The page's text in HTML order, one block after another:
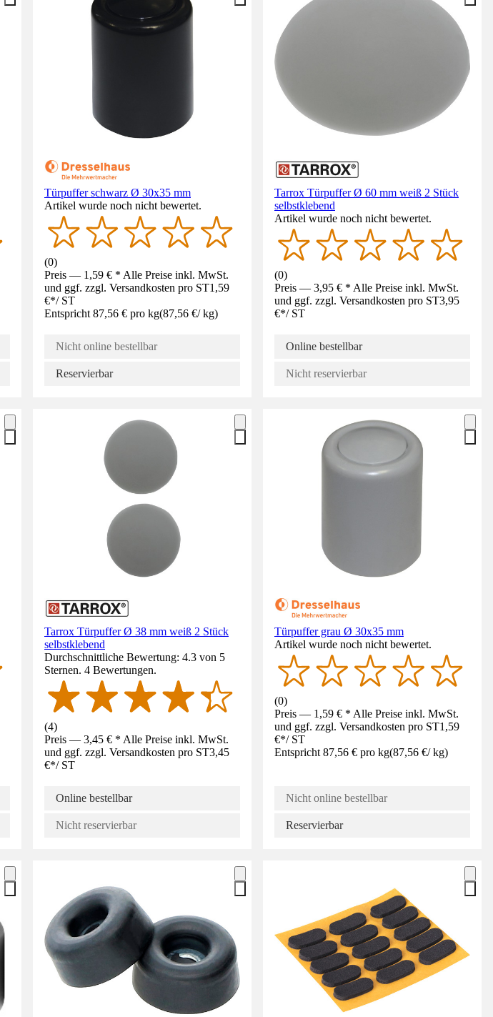
Türpuffer schwarz Ø 30x35 mm
Artikel wurde noch nicht bewertet.
(0)
Preis — 1,59 € * Alle Preise inkl. MwSt.
und ggf. zzgl. Versandkosten pro ST1,59
€*/ ST
Entspricht 87,56 € pro kg(87,56 €/ kg)
Nicht online bestellbar
Reservierbar
Tarrox Türpuffer Ø 60 mm weiß 2 Stück
selbstklebend
Artikel wurde noch nicht bewertet.
(0)
Preis — 3,95 € * Alle Preise inkl. MwSt.
und ggf. zzgl. Versandkosten pro ST3,95
€*/ ST
Online bestellbar
Nicht reservierbar
Tarrox Türpuffer Ø 38 mm weiß 2 Stück
selbstklebend
Durchschnittliche Bewertung: 4.3 von 5
Sternen. 4 Bewertungen.
(4)
Preis — 3,45 € * Alle Preise inkl. MwSt.
und ggf. zzgl. Versandkosten pro ST3,45
€*/ ST
Online bestellbar
Nicht reservierbar
Türpuffer grau Ø 30x35 mm
Artikel wurde noch nicht bewertet.
(0)
Preis — 1,59 € * Alle Preise inkl. MwSt.
und ggf. zzgl. Versandkosten pro ST1,59
€*/ ST
Entspricht 87,56 € pro kg(87,56 €/ kg)
Nicht online bestellbar
Reservierbar